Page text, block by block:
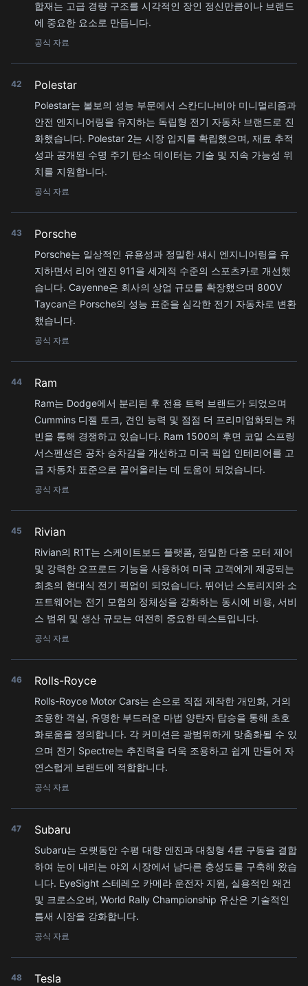
합재는 고급 경량 구조를 시각적인 장인 정신만큼이나 브랜드
에 중요한 요소로 만듭니다.
공식 자료
42 Polestar
Polestar는 볼보의 성능 부문에서 스칸디나비아 미니멀리즘과
안전 엔지니어링을 유지하는 독립형 전기 자동차 브랜드로 진
화했습니다. Polestar 2는 시장 입지를 확립했으며, 재료 추적
성과 공개된 수명 주기 탄소 데이터는 기술 및 지속 가능성 위
치를 지원합니다.
공식 자료
43 Porsche
Porsche는 일상적인 유용성과 정밀한 섀시 엔지니어링을 유
지하면서 리어 엔진 911을 세계적 수준의 스포츠카로 개선했
습니다. Cayenne은 회사의 상업 규모를 확장했으며 800V
Taycan은 Porsche의 성능 표준을 심각한 전기 자동차로 변환
했습니다.
공식 자료
44 Ram
Ram는 Dodge에서 분리된 후 전용 트럭 브랜드가 되었으며
Cummins 디젤 토크, 견인 능력 및 점점 더 프리미엄화되는 캐
빈을 통해 경쟁하고 있습니다. Ram 1500의 후면 코일 스프링
서스펜션은 공차 승차감을 개선하고 미국 픽업 인테리어를 고
급 자동차 표준으로 끌어올리는 데 도움이 되었습니다.
공식 자료
45 Rivian
Rivian의 R1T는 스케이트보드 플랫폼, 정밀한 다중 모터 제어
및 강력한 오프로드 기능을 사용하여 미국 고객에게 제공되는
최초의 현대식 전기 픽업이 되었습니다. 뛰어난 스토리지와 소
프트웨어는 전기 모험의 정체성을 강화하는 동시에 비용, 서비
스 범위 및 생산 규모는 여전히 중요한 테스트입니다.
공식 자료
46 Rolls-Royce
Rolls-Royce Motor Cars는 손으로 직접 제작한 개인화, 거의
조용한 객실, 유명한 부드러운 마법 양탄자 탑승을 통해 초호
화로움을 정의합니다. 각 커미션은 광범위하게 맞춤화될 수 있
으며 전기 Spectre는 추진력을 더욱 조용하고 쉽게 만들어 자
연스럽게 브랜드에 적합합니다.
공식 자료
47 Subaru
Subaru는 오랫동안 수평 대향 엔진과 대칭형 4륜 구동을 결합
하여 눈이 내리는 야외 시장에서 남다른 충성도를 구축해 왔습
니다. EyeSight 스테레오 카메라 운전자 지원, 실용적인 왜건
및 크로스오버, World Rally Championship 유산은 기술적인
틈새 시장을 강화합니다.
공식 자료
48 Tesla